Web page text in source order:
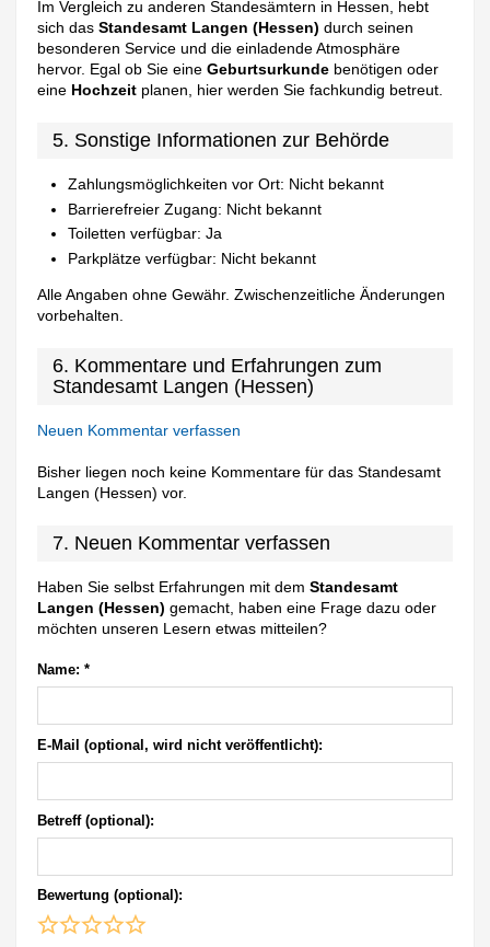
Im Vergleich zu anderen Standesämtern in Hessen, hebt
sich dasStandesamt Langen (Hessen) durch seinen
besonderen Service und die einladende Atmosphäre
hervor. Egal ob Sie eineGeburtsurkunde benötigen oder
eine Hochzeit planen, hier werden Sie fachkundig betreut.
5. Sonstige Informationen zur Behörde
Zahlungsmöglichkeiten vor Ort: Nicht bekannt
Barrierefreier Zugang: Nicht bekannt
Toiletten verfügbar: Ja
Parkplätze verfügbar: Nicht bekannt
Alle Angaben ohne Gewähr. Zwischenzeitliche Änderungen
vorbehalten.
6. Kommentare und Erfahrungen zum
Standesamt Langen (Hessen)
Neuen Kommentar verfassen
Bisher liegen noch keine Kommentare für das Standesamt
Langen (Hessen) vor.
7. Neuen Kommentar verfassen
Haben Sie selbst Erfahrungen mit demStandesamt
Langen (Hessen) gemacht, haben eine Frage dazu oder
möchten unseren Lesern etwas mitteilen?
Name: *
E-Mail (optional, wird nicht veröffentlicht):
Betreff (optional):
Bewertung (optional):